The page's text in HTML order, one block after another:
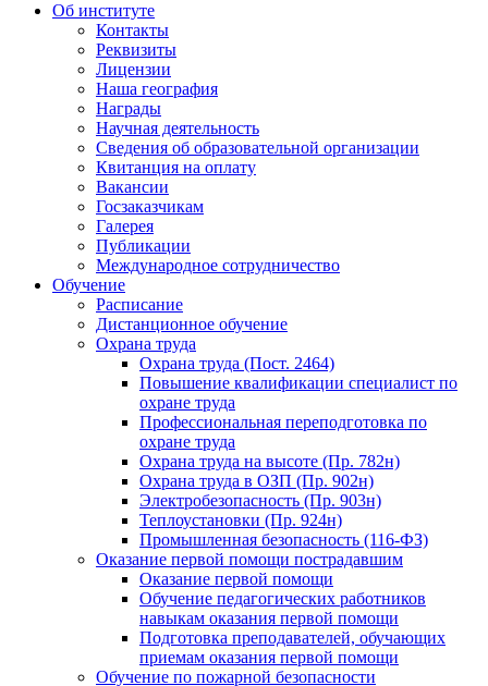
Об институте
Контакты
Реквизиты
Лицензии
Наша география
Награды
Научная деятельность
Сведения об образовательной организации
Квитанция на оплату
Вакансии
Госзаказчикам
Галерея
Публикации
Международное сотрудничество
Обучение
Расписание
Дистанционное обучение
Охрана труда
Охрана труда (Пост. 2464)
Повышение квалификации специалист по
охране труда
Профессиональная переподготовка по
охране труда
Охрана труда на высоте (Пр. 782н)
Охрана труда в ОЗП (Пр. 902н)
Электробезопасность (Пр. 903н)
Теплоустановки (Пр. 924н)
Промышленная безопасность (116-ФЗ)
Оказание первой помощи пострадавшим
Оказание первой помощи
Обучение педагогических работников
навыкам оказания первой помощи
Подготовка преподавателей, обучающих
приемам оказания первой помощи
Обучение по пожарной безопасности